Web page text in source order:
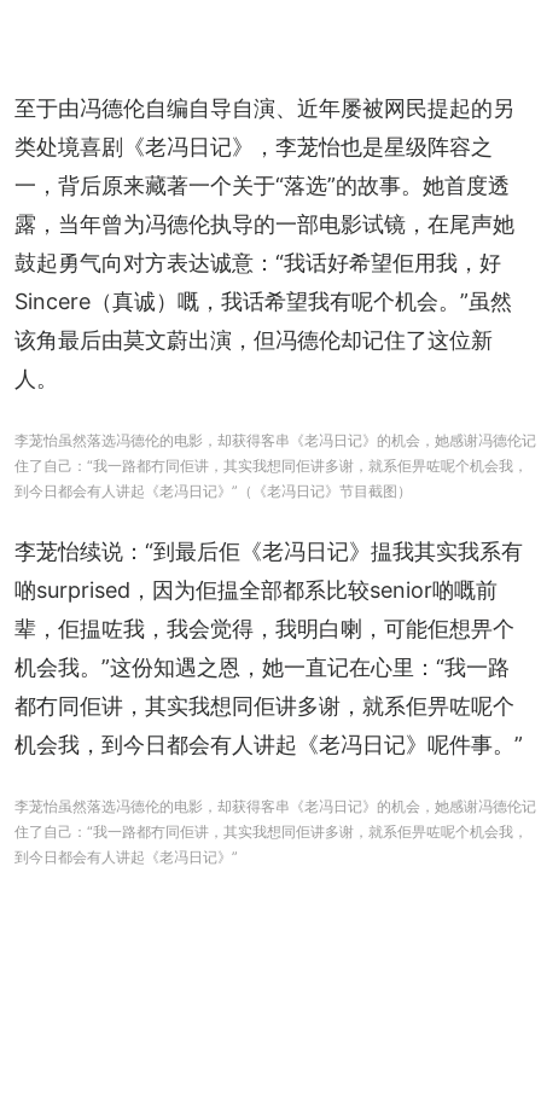
至于由冯德伦自编自导自演、近年屡被网民提起的另
类处境喜剧《老冯日记》，李茏怡也是星级阵容之
一，背后原来藏著一个关于“落选”的故事。她首度透
露，当年曾为冯德伦执导的一部电影试镜，在尾声她
鼓起勇气向对方表达诚意：“我话好希望佢用我，好
Sincere（真诚）嘅，我话希望我有呢个机会。”虽然
该角最后由莫文蔚出演，但冯德伦却记住了这位新
人。
李茏怡虽然落选冯德伦的电影，却获得客串《老冯日记》的机会，她感谢冯德伦记
住了自己：“我一路都冇同佢讲，其实我想同佢讲多谢，就系佢畀咗呢个机会我，
到今日都会有人讲起《老冯日记》”（《老冯日记》节目截图）
李茏怡续说：“到最后佢《老冯日记》揾我其实我系有
啲surprised，因为佢揾全部都系比较senior啲嘅前
辈，佢揾咗我，我会觉得，我明白喇，可能佢想畀个
机会我。”这份知遇之恩，她一直记在心里：“我一路
都冇同佢讲，其实我想同佢讲多谢，就系佢畀咗呢个
机会我，到今日都会有人讲起《老冯日记》呢件事。”
李茏怡虽然落选冯德伦的电影，却获得客串《老冯日记》的机会，她感谢冯德伦记
住了自己：“我一路都冇同佢讲，其实我想同佢讲多谢，就系佢畀咗呢个机会我，
到今日都会有人讲起《老冯日记》”